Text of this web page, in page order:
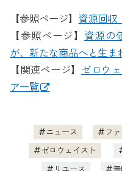
【参照ページ】 資源回収
【参照ページ】 資源の
が、新たな商品へと生ま
【関連ページ】 ゼロウ
ア一覧
ニュース フ
ゼロウェイスト